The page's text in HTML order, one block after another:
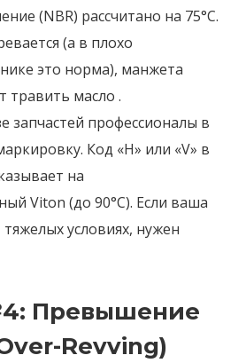
(NBR) рассчитано на 75°C.
(а в плохо
это норма), манжета
травить масло .
запчастей профессионалы в
Код «H» или «V» в
на
Viton (до 90°C). Если ваша
условиях, нужен
Превышение
Revving)